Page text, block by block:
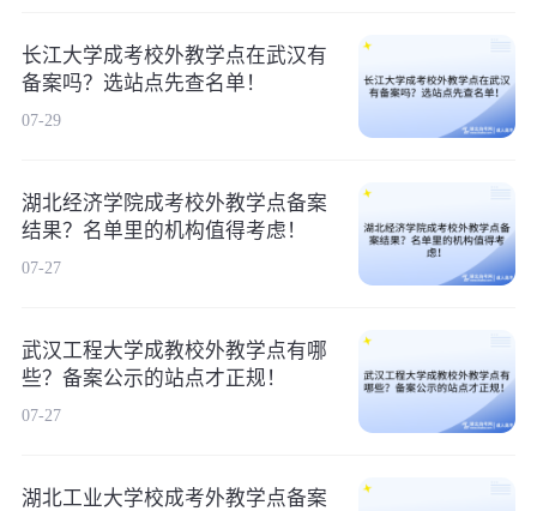
长江大学成考校外教学点在武汉有
备案吗？选站点先查名单！
07-29
湖北经济学院成考校外教学点备案
结果？名单里的机构值得考虑！
07-27
武汉工程大学成教校外教学点有哪
些？备案公示的站点才正规！
07-27
湖北工业大学校成考外教学点备案